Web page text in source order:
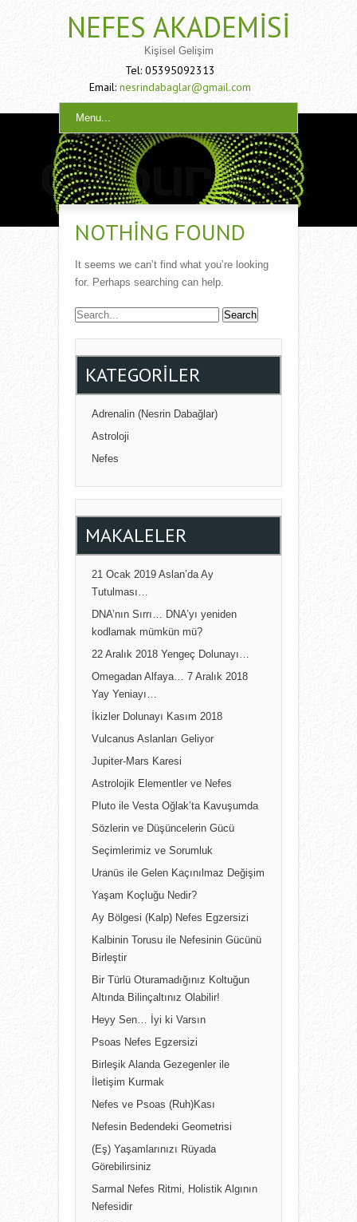
NEFES AKADEMISI
Kişisel Gelişim
Tel: 05395092313
Email: nesrindabaglar@gmail.com
Menu...
NOTHING FOUND
It seems we can’t find what you’re looking
for. Perhaps searching can help.
KATEGORILER
Adrenalin (Nesrin Dabağlar)
Astroloji
Nefes
MAKALELER
21 Ocak 2019 Aslan’da Ay
Tutulması…
DNA’nın Sırrı… DNA’yı yeniden
kodlamak mümkün mü?
22 Aralık 2018 Yengeç Dolunayı…
Omegadan Alfaya… 7 Aralık 2018
Yay Yeniayı…
İkizler Dolunayı Kasım 2018
Vulcanus Aslanları Geliyor
Jupiter-Mars Karesi
Astrolojik Elementler ve Nefes
Pluto ile Vesta Oğlak’ta Kavuşumda
Sözlerin ve Düşüncelerin Gücü
Seçimlerimiz ve Sorumluk
Uranüs ile Gelen Kaçınılmaz Değişim
Yaşam Koçluğu Nedir?
Ay Bölgesi (Kalp) Nefes Egzersizi
Kalbinin Torusu ile Nefesinin Gücünü
Birleştir
Bir Türlü Oturamadığınız Koltuğun
Altında Bilinçaltınız Olabilir!
Heyy Sen… İyi ki Varsın
Psoas Nefes Egzersizi
Birleşik Alanda Gezegenler ile
İletişim Kurmak
Nefes ve Psoas (Ruh)Kası
Nefesin Bedendeki Geometrisi
(Eş) Yaşamlarınızı Rüyada
Görebilirsiniz
Sarmal Nefes Ritmi, Holistik Algının
Nefesidir